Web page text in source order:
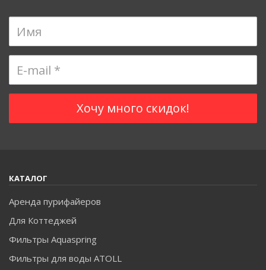
КАТАЛОГ
Аренда пурифайеров
Для Коттеджей
Фильтры Aquaspring
Фильтры для воды ATOLL